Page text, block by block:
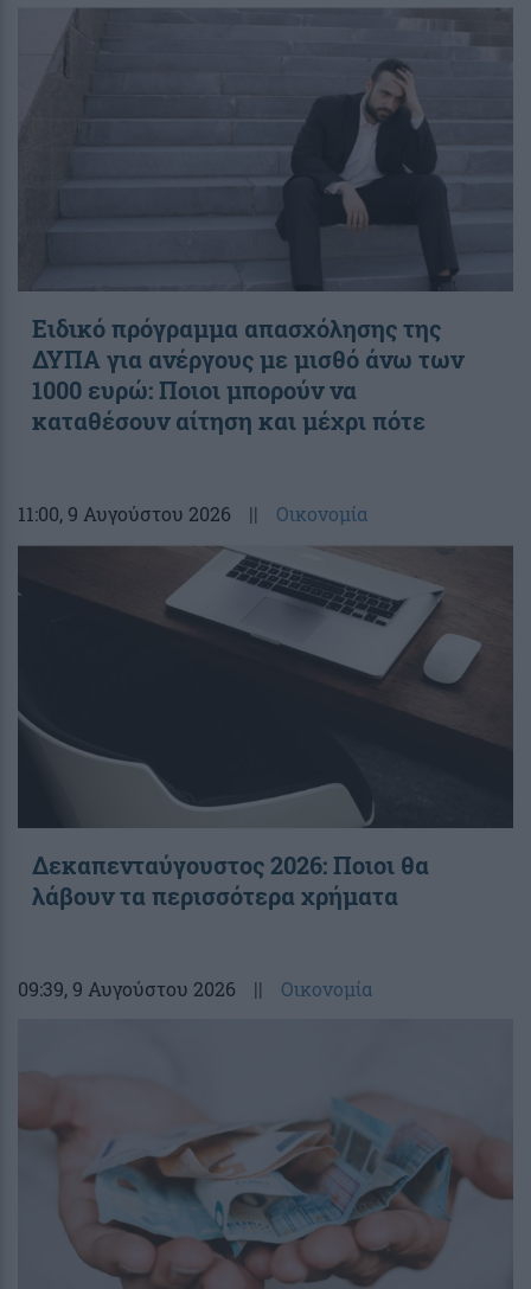
Ειδικό πρόγραμμα απασχόλησης της
ΔΥΠΑ για ανέργους με μισθό άνω των
1000 ευρώ: Ποιοι μπορούν να
καταθέσουν αίτηση και μέχρι πότε
11:00, 9 Αυγούστου 2026 || Οικονομία
Δεκαπενταύγουστος 2026: Ποιοι θα
λάβουν τα περισσότερα χρήματα
09:39, 9 Αυγούστου 2026 || Οικονομία